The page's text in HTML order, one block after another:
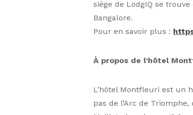
siège de LodgIQ se
Bangalore.
Pour en savoir plus :
À propos de l’hôtel
L’hôtel Montfleuri est un
pas de l’Arc de